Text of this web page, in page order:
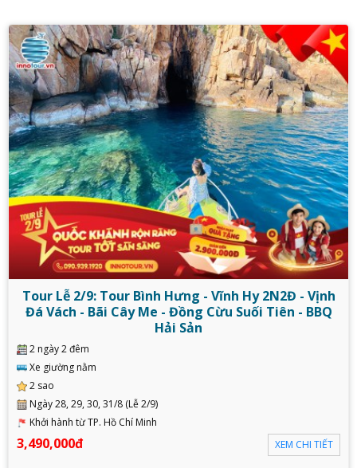
Tour Lễ 2/9: Tour Bình Hưng - Vĩnh Hy 2N2Đ - Vịnh
Đá Vách - Bãi Cây Me - Đồng Cừu Suối Tiên - BBQ
Hải Sản
2 ngày 2 đêm
Xe giường nằm
2 sao
Ngày 28, 29, 30, 31/8 (Lễ 2/9)
Khởi hành từ TP. Hồ Chí Minh
3,490,000đ XEM CHI TIẾT